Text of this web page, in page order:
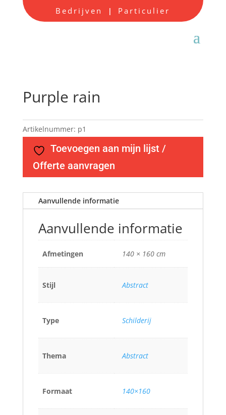
Bedrijven | Particulier
Purple rain
Artikelnummer: p1
Toevoegen aan mijn lijst /
Offerte aanvragen
Aanvullende informatie
Aanvullende informatie
Afmetingen 140 × 160 cm
Stijl Abstract
Type Schilderij
Thema Abstract
Formaat 140×160